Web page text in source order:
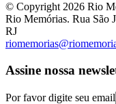
© Copyright2026 Rio
Rio Memórias. Rua São
RJ
Assine nossa
Por favor digite seu email